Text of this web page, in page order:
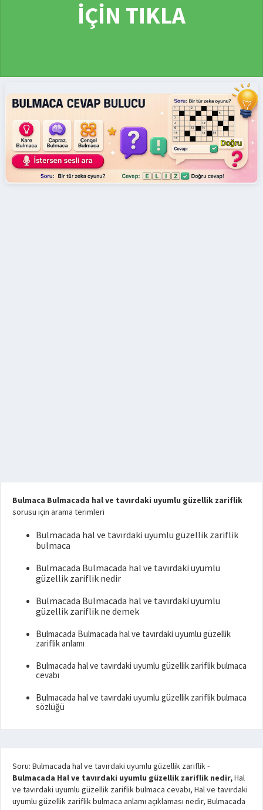
İÇİN TIKLA
Bulmaca Bulmacada hal ve tavırdaki uyumlu güzellik zariflik
sorusu için arama terimleri
Bulmacada hal ve tavırdaki uyumlu güzellik zariflik
bulmaca
Bulmacada Bulmacada hal ve tavırdaki uyumlu
güzellik zariflik nedir
Bulmacada Bulmacada hal ve tavırdaki uyumlu
güzellik zariflik ne demek
Bulmacada Bulmacada hal ve tavırdaki uyumlu güzellik
zariflik anlamı
Bulmacada hal ve tavırdaki uyumlu güzellik zariflik bulmaca
cevabı
Bulmacada hal ve tavırdaki uyumlu güzellik zariflik bulmaca
sözlüğü
Soru: Bulmacada hal ve tavırdaki uyumlu güzellik zariflik-
Bulmacada Hal ve tavırdaki uyumlu güzellik zariflik nedir,Hal
ve tavırdaki uyumlu güzellik zariflik bulmaca cevabı, Hal ve tavırdaki
uyumlu güzellik zariflik bulmaca anlamı açıklaması nedir, Bulmacada